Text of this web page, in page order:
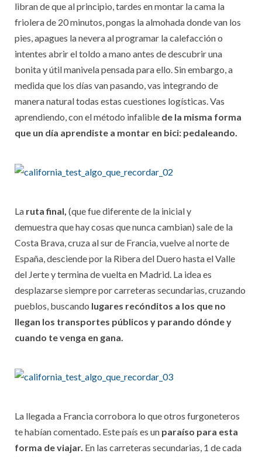
libran de que al principio, tardes en montar la cama la
friolera de 20 minutos, pongas la almohada donde van los
pies, apagues la nevera al programar la calefacción o
intentes abrir el toldo a mano antes de descubrir una
bonita y útil manivela pensada para ello. Sin embargo, a
medida que los días van pasando, vas integrando de
manera natural todas estas cuestiones logísticas. Vas
aprendiendo, con el método infalible de la misma forma
que un día aprendiste a montar en bici: pedaleando.
La ruta final, (que fue diferente de la inicial y
demuestra que hay cosas que nunca cambian) sale de la
Costa Brava, cruza al sur de Francia, vuelve al norte de
España, desciende por la Ribera del Duero hasta el Valle
del Jerte y termina de vuelta en Madrid. La idea es
desplazarse siempre por carreteras secundarias, cruzando
pueblos, buscando lugares recónditos a los que no
llegan los transportes públicos y parando dónde y
cuando te venga en gana.
La llegada a Francia corrobora lo que otros furgoneteros
te habían comentado. Este país es un paraíso para esta
forma de viajar. En las carreteras secundarias, 1 de cada